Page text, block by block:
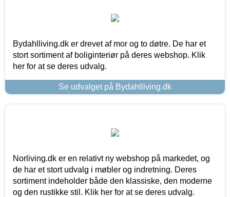
Bydahlliving.dk er drevet af mor og to døtre. De har et
stort sortiment af boliginteriør på deres webshop. Klik
her for at se deres udvalg.
Se udvalget på Bydahlliving.dk
Norliving.dk er en relativt ny webshop på markedet, og
de har et stort udvalg i møbler og indretning. Deres
sortiment indeholder både den klassiske, den moderne
og den rustikke stil. Klik her for at se deres udvalg.